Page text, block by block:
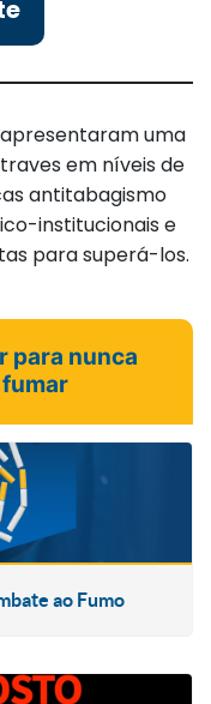
uma
em níveis de
antitabagismo
institucionais e
para superá-los.
para nunca
ao Fumo